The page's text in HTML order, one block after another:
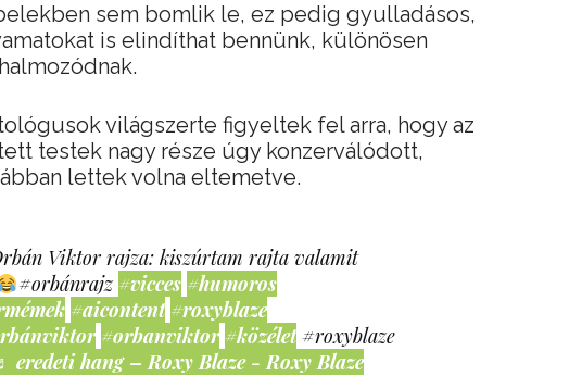
sem bomlik le, ez pedig gyulladásos,
is elindíthat bennünk, különösen
világszerte figyeltek fel arra, hogy az
testek nagy része úgy konzerválódott,
lettek volna eltemetve.
Viktor rajza: kiszúrtam rajta valamit
#orbánrajz #vicces #humoros
#aicontent #roxyblaze
#orbanviktor #közélet #roxyblaze
eredeti hang – Roxy Blaze - Roxy Blaze